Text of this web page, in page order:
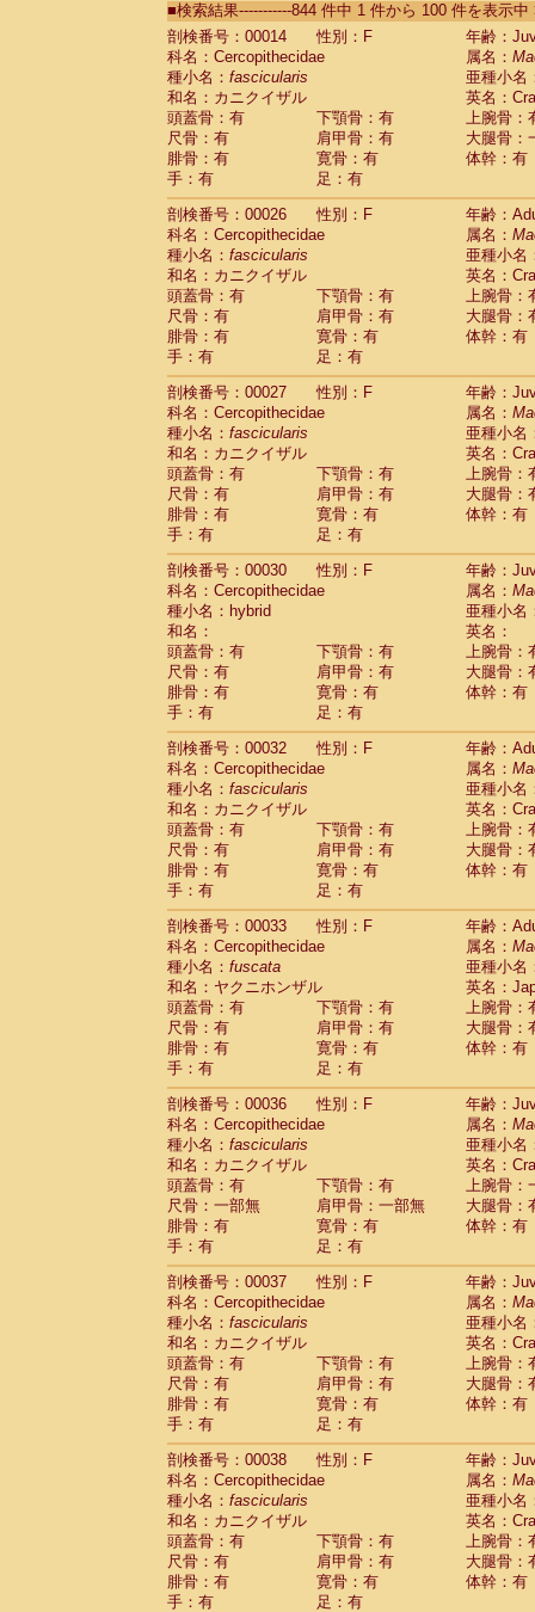
CebidaeSaguinus labiatus(0)
Cebidae Saguinus leucopus (2)
CebidaeSaguinus midas
CebidaeSaguinus mystax
CebidaeSaguinus nigricollis (22)
Cebidae Saguinus oedipus
Cebidae Saguinus weddelli
Cebidae Saguinusspp.
Cebidae Aotus trivirgatus
Cebidae Cebus albifrons
CebidaeCebus apella
CebidaeCebus capucinus
CebidaeCebus nigrivittatus
Cebidae Cebusspp.(0)
Cebidae Saimiri boliviensis
Cebidae Saimiri sciureus
Atelidae Alouatta caraya
AtelidaeAlouatta fusca
Atelidae Alouatta seniculus
AtelidaeAlouatta
AtelidaeAteles belzebuth
Atelidae Ateles geoffroyi
Atelidae Ateles paniscus
Atelidae Atelesspp.
Atelidae Lagothrix lagothricha
AtelidaeLagothrix lagothricha cana(0)
Pitheciidae
Cacajao calvus
PitheciidaeCallicebus cupreus(2)
Pitheciidae Callicebus donacophilus(0)
Pitheciidae Callicebus moloch(0)
Pitheciidae Callicebus torquatus(0)
Pitheciidae Callicebus
Pitheciidae Chiropotes satanas
Pitheciidae Pithecia monachus
Pitheciidae Pithecia pithecia (0)
Cercopithecidae Cercocebus agilis (0)
Cercopithecidae
Cercocebus
Cercopithecidae
Cercocebus
CercopithecidaeCercocebus
CercopithecidaeCercocebus
CercopithecidaeCercocebus hybrid(2)
CercopithecidaeCercocebus
CercopithecidaeLophocebus
Cercopithecidae
(0)
Cercopithecidae Papio cynocephalus
Cercopithecidae Papio hamadryas(1)
CercopithecidaePapio papio
CercopithecidaePapio
CercopithecidaeMandrillus
CercopithecidaeMandrillus sphinx
CercopithecidaeTheropithecus
CercopithecidaeMacaca arctoides(3)
Cercopithecidae Macaca assamensis
Cercopithecidae
Macaca
CercopithecidaeMacaca cyclopis (17)
CercopithecidaeMacaca fascicularis
CercopithecidaeMacaca fuscaca
CercopithecidaeMacaca fuscata
CercopithecidaeMacaca fuscata
CercopithecidaeMacaca maura(3)
Cercopithecidae Macaca mulatta(56)
Cercopithecidae Macaca nemestrina(3)
Cercopithecidae Macaca nigra(0)
CercopithecidaeMacaca radiata(27)
CercopithecidaeMacaca silenus(0)
CercopithecidaeMacaca sinica (1)
CercopithecidaeMacaca sylvanus
CercopithecidaeMacaca thibetana (0)
Cercopithecidae Macaca tonkeana (0)
Cercopithecidae hybrid(1)
Cercopithecidae (0)
CercopithecidaeAllenopithecus
CercopithecidaeCercopithecus
CercopithecidaeCercopithecus
CercopithecidaeCercopithecus
■検索結果-----------844 件中 1 件から 100 件を表示
剖検番号：00014
性別：F
年齢：
科名：Cercopithecidae
属名：
種小名： fascicularis
亜種小名
和名：カニクイザル
英名：
頭蓋骨：有
下顎骨：有
上腕骨：
尺骨：有
肩甲骨：有
大腿骨：
腓骨：有
寛骨：有
体幹：有
手：有
足：有
剖検番号：00026
性別：F
年齢：
科名：Cercopithecidae
属名：
種小名： fascicularis
亜種小名
和名：カニクイザル
英名：
頭蓋骨：有
下顎骨：有
上腕骨：
尺骨：有
肩甲骨：有
大腿骨：
腓骨：有
寛骨：有
体幹：有
手：有
足：有
剖検番号：00027
性別：F
年齢：
科名：Cercopithecidae
属名：
種小名： fascicularis
亜種小名
和名：カニクイザル
英名：
頭蓋骨：有
下顎骨：有
上腕骨：
尺骨：有
肩甲骨：有
大腿骨：
腓骨：有
寛骨：有
体幹：有
手：有
足：有
剖検番号：00030
性別：F
年齢：
科名：Cercopithecidae
属名：
種小名：hybrid
亜種小名
和名：
英名：
頭蓋骨：有
下顎骨：有
上腕骨：
尺骨：有
肩甲骨：有
大腿骨：
腓骨：有
寛骨：有
体幹：有
手：有
足：有
剖検番号：00032
性別：F
年齢：
科名：Cercopithecidae
属名：
種小名： fascicularis
亜種小名
和名：カニクイザル
英名：
頭蓋骨：有
下顎骨：有
上腕骨：
尺骨：有
肩甲骨：有
大腿骨：
腓骨：有
寛骨：有
体幹：有
手：有
足：有
剖検番号：00033
性別：F
年齢：
科名：Cercopithecidae
属名：
種小名： fuscata
亜種小名
和名：ヤクニホンザル
英名：
頭蓋骨：有
下顎骨：有
上腕骨：
尺骨：有
肩甲骨：有
大腿骨：
腓骨：有
寛骨：有
体幹：有
手：有
足：有
剖検番号：00036
性別：F
年齢：
科名：Cercopithecidae
属名：
種小名： fascicularis
亜種小名
和名：カニクイザル
英名：
頭蓋骨：有
下顎骨：有
上腕骨：
尺骨：一部無
肩甲骨：一部無
大腿骨：
腓骨：有
寛骨：有
体幹：有
手：有
足：有
剖検番号：00037
性別：F
年齢：
科名：Cercopithecidae
属名：
種小名： fascicularis
亜種小名
和名：カニクイザル
英名：
頭蓋骨：有
下顎骨：有
上腕骨：
尺骨：有
肩甲骨：有
大腿骨：
腓骨：有
寛骨：有
体幹：有
手：有
足：有
剖検番号：00038
性別：F
年齢：
科名：Cercopithecidae
属名：
種小名： fascicularis
亜種小名
和名：カニクイザル
英名：
頭蓋骨：有
下顎骨：有
上腕骨：
尺骨：有
肩甲骨：有
大腿骨：
腓骨：有
寛骨：有
体幹：有
手：有
足：有